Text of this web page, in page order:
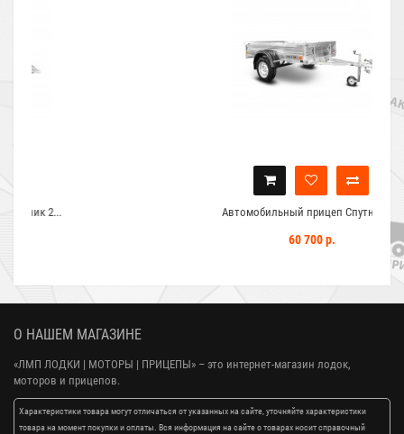
Автомобильный прицеп Спутник 2...
О НАШЕМ МАГАЗИНЕ
«ЛМП ЛОДКИ | МОТОРЫ | ПРИЦЕПЫ» – это интернет-магазин лодок,
моторов и прицепов.
Характеристики товара могут отличаться от указанных на сайте, уточняйте характеристики
товара на момент покупки и оплаты. Вся информация на сайте о товарах носит справочный